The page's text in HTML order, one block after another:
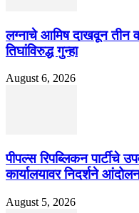
लग्नाचे आमिष दाखवून तीन
तिघांविरुद्ध गुन्हा
August 6, 2026
पीपल्स रिपब्लिकन पार्टीचे
कार्यालयावर निदर्शने
August 5, 2026